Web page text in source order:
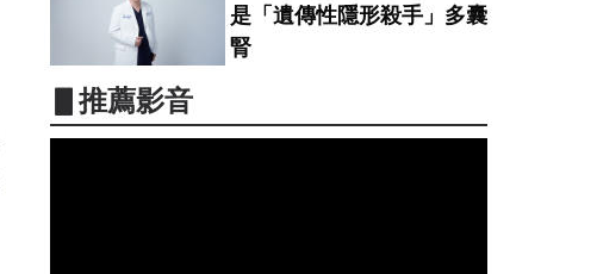
是「遺傳性隱形殺手」多囊
腎
▋推薦影音